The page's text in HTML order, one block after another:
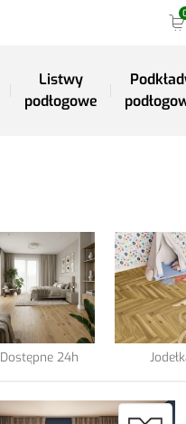
Listwy
podłogowe
Dostępne 24h